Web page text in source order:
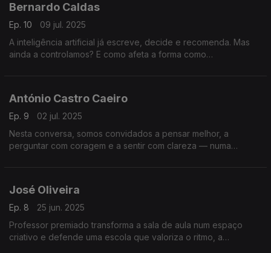
Bernardo Caldas
Ep. 10
09 jul. 2025
A inteligência artificial já escreve, decide e recomenda. Mas
ainda a controlamos? E como afeta a forma como
António Castro Caeiro
Ep. 9
02 jul. 2025
Nesta conversa, somos convidados a pensar melhor, a
perguntar com coragem e a sentir com clareza — numa
José Oliveira
Ep. 8
25 jun. 2025
Professor premiado transforma a sala de aula num espaço
criativo e defende uma escola que valoriza o ritmo, a